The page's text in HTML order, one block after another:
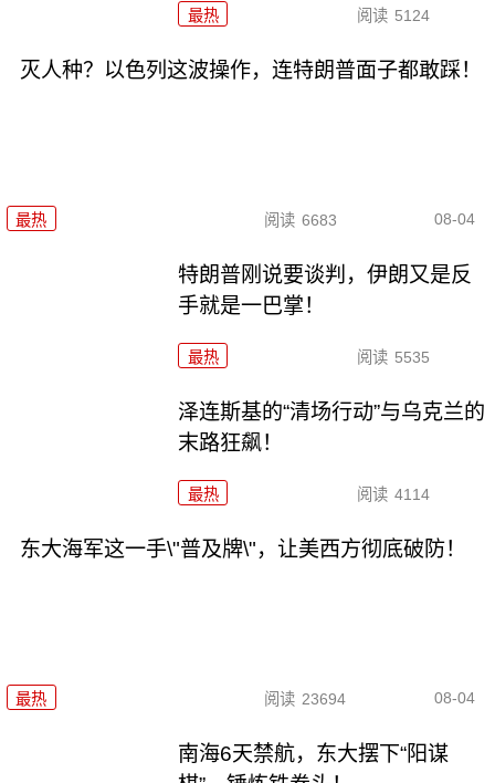
最热 阅读 5124
灭人种？以色列这波操作，连特朗普面子都敢踩！
最热 阅读 6683 08-04
特朗普刚说要谈判，伊朗又是反
手就是一巴掌！
最热 阅读 5535
泽连斯基的“清场行动”与乌克兰的
末路狂飙！
最热 阅读 4114
东大海军这一手\"普及牌\"，让美西方彻底破防！
最热 阅读 23694 08-04
南海6天禁航，东大摆下“阳谋